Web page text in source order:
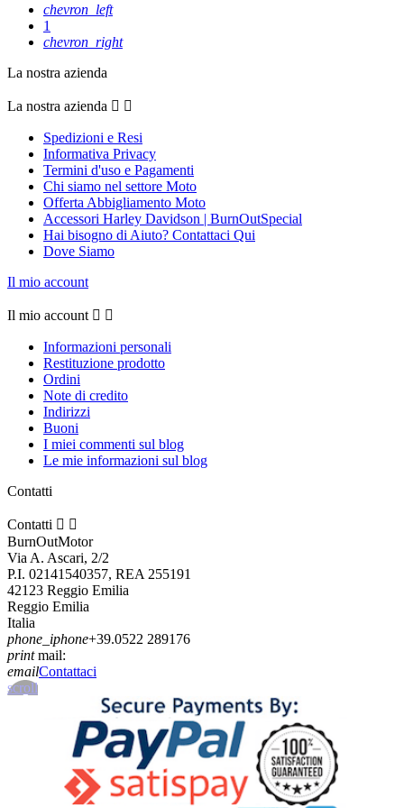
SPIDI 0
STYLMARTIN
XPD 0
Di più... Di meno
Tipologia
Crossover 1
Prezzo
$
chevron_left
1
chevron_right
La nostra azienda
La nostra azienda  
Spedizioni e Resi
Informativa Privacy
Termini d'uso e Pagamenti
Chi siamo nel settore Moto
Offerta Abbigliamento Moto
Accessori Harley Davidson | BurnOutSpecial
Hai bisogno di Aiuto? Contattaci Qui
Dove Siamo
Il mio account
Il mio account  
Informazioni personali
Restituzione prodotto
Ordini
Note di credito
Indirizzi
Buoni
I miei commenti sul blog
Le mie informazioni sul blog
Contatti
Contatti  
BurnOutMotor
Via A. Ascari, 2/2
P.I. 02141540357, REA 255191
42123 Reggio Emilia
Reggio Emilia
Italia
phone_iphone+39.0522 289176
printmail:
emailContattaci
scroll